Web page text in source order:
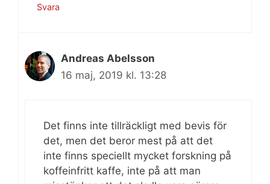
Svara
Andreas Abelsson
16 maj, 2019 kl. 13:28
Det finns inte tillräckligt med bevis för
det, men det beror mest på att det
inte finns speciellt mycket forskning på
koffeinfritt kaffe, inte på att man